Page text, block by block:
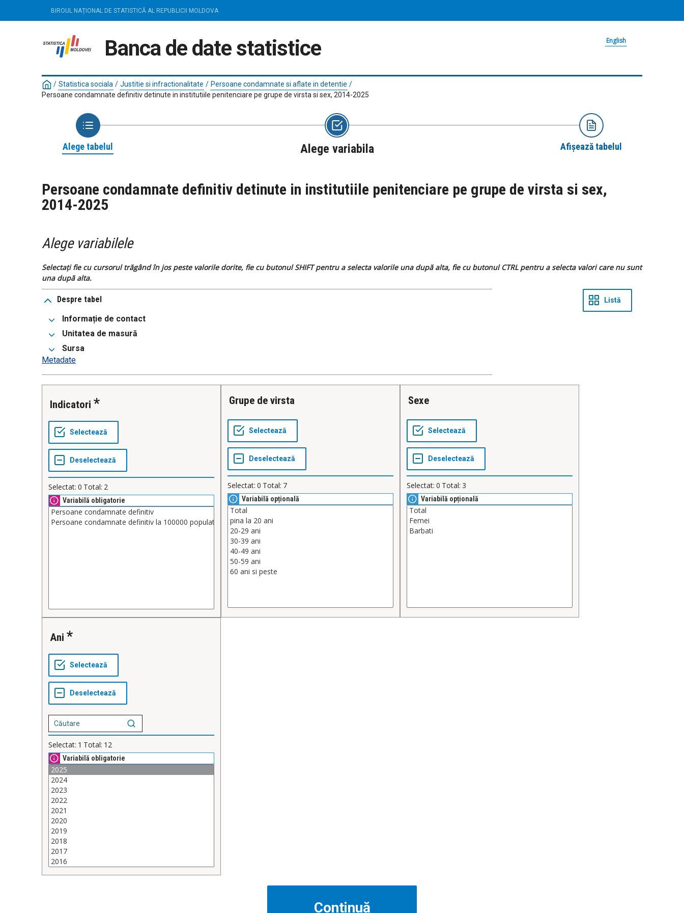
BIROUL NAȚIONAL DE STATISTICĂ AL REPUBLICII MOLDOVA
Banca de date statistice English
/ Statistica sociala / Justitie si infractionalitate / Persoane condamnate si aflate in detentie /
Persoane condamnate definitiv detinute in institutiile penitenciare pe grupe de virsta si sex, 2014-2025
Alege tabelul Alege variabila Afișează tabelul
Persoane condamnate definitiv detinute in institutiile penitenciare pe grupe de virsta si sex,
2014-2025
Alege variabilele
Selectați fie cu cursorul trăgând în jos peste valorile dorite, fie cu butonul SHIFT pentru a selecta valorile una după alta, fie cu butonul CTRL pentru a selecta valori care nu sunt
una după alta.
Despre tabel
Informație de contact
Unitatea de masură
Sursa
Metadate
Indicatori
Selectat: 0 Total: 2
Variabilă obligatorie
Grupe de virsta
Selectat: 0 Total: 7
Variabilă opțională
Sexe
Selectat: 0 Total: 3
Variabilă opțională
Ani
Selectat: 1 Total: 12
Variabilă obligatorie